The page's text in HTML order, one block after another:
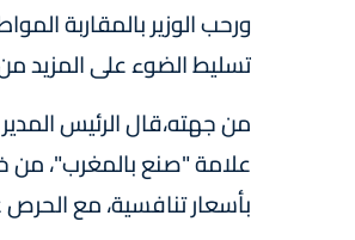
ورحب الوزير بالمقاربة
تسليط الضوء على المزيد
علامة "صنع بالمغرب"، من
بأسعار تنافسية، مع